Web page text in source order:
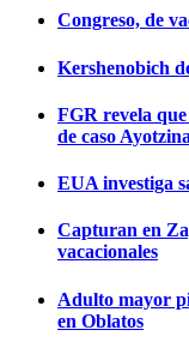
Congreso, de
Kershenobich
FGR revela
de caso
EUA investiga
Capturan en
vacacionales
Adulto mayor
en Oblatos